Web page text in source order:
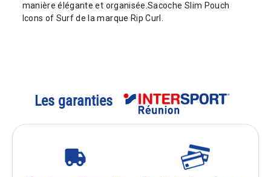
manière élégante et organisée.Sacoche Slim Pouch
Icons of Surf de la marque Rip Curl.
Les garanties